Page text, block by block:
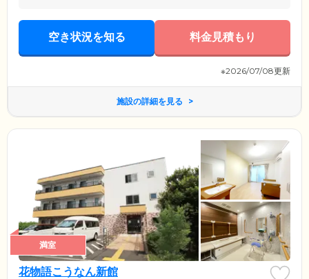
空き状況を知る 料金見積もり
※2026/07/08更新
施設の詳細を見る
満室
花物語こうなん新館